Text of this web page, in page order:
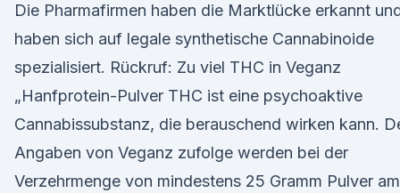
Die Pharmafirmen haben die Marktlücke erkannt
haben sich auf legale synthetische Cannabinoide
spezialisiert. Rückruf: Zu viel THC in Veganz
„Hanfprotein-Pulver THC ist eine psychoaktive
Cannabissubstanz, die berauschend wirken kann.
Angaben von Veganz zufolge werden bei der
Verzehrmenge von mindestens 25 Gramm Pulver am